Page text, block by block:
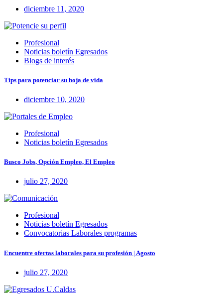
diciembre 11, 2020
Profesional
Noticias boletín Egresados
Blogs de interés
Tips para potenciar su hoja de vida
diciembre 10, 2020
Profesional
Noticias boletín Egresados
Busco Jobs, Opción Empleo, El Empleo
julio 27, 2020
Profesional
Noticias boletín Egresados
Convocatorias Laborales programas
Encuentre ofertas laborales para su profesión | Agosto
julio 27, 2020